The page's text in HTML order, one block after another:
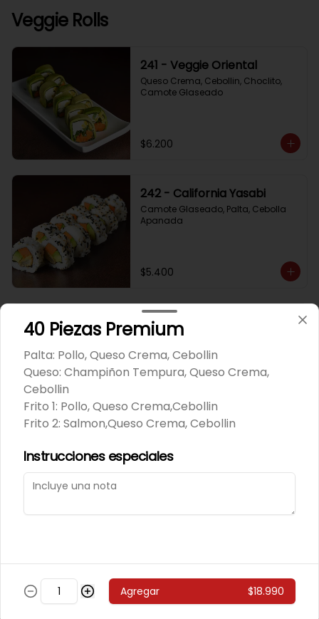
Veggie Rolls
241 - Veggie Oriental
Queso Crema, Cebollin, Choclito,
Camote Glaseado
$6.200
242 - California Yasabi
Camote Glaseado, Palta, Cebolla
Apanada
$5.400
243 - Avocado Veggie
Palmito, Choclito, Queso Crema,
Cebollin
$5.400
244 - Hot Mushroom
Pimenton
245 - Veggi Almond
Champiñon Tempura, Palta,
Topping De Almendras Bañado En
40 Piezas Premium
Palta: Pollo, Queso Crema, Cebollin
Queso: Champiñon Tempura, Queso Crema,
Cebollin
Frito 1: Pollo, Queso Crema,Cebollin
Frito 2: Salmon,Queso Crema, Cebollin
Instrucciones especiales
Agregar $18.990